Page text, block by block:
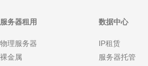
服务器租用
物理服务器
裸金属
数据中心
IP租赁
服务器托管